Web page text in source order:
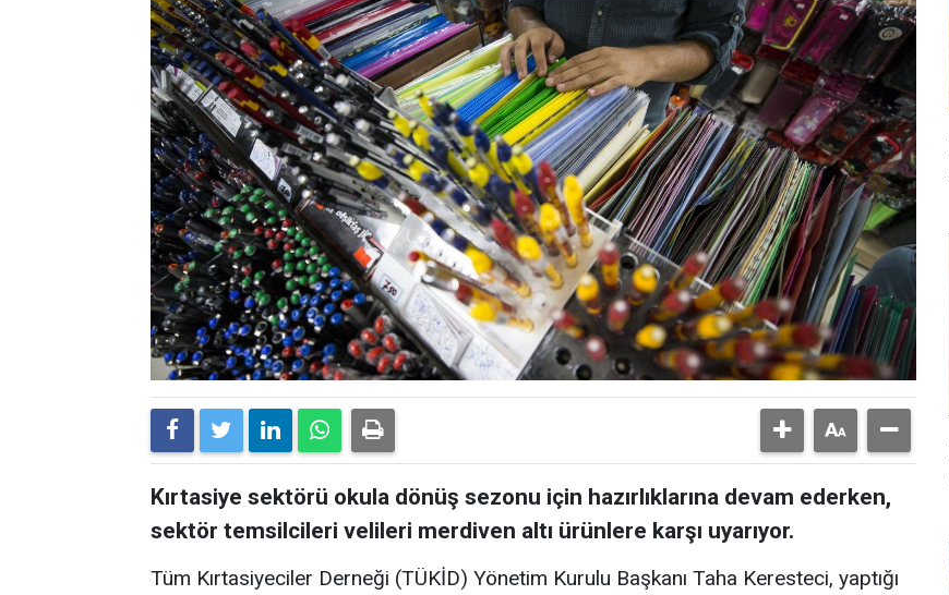
Kırtasiye sektörü okula dönüş sezonu için hazırlıklarına devam ederken,
sektör temsilcileri velileri merdiven altı ürünlere karşı uyarıyor.
Tüm Kırtasiyeciler Derneği (TÜKİD) Yönetim Kurulu Başkanı Taha Keresteci, yaptığı